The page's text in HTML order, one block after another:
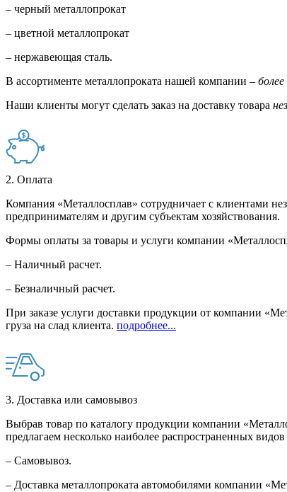
– черный металлопрокат
– цветной металлопрокат
– нержавеющая сталь.
В ассортименте металлопроката нашей компании –
Наши клиенты могут сделать заказ на доставку товара
2. Оплата
Компания «Металлосплав» сотрудничает с клиентами
предпринимателям и другим субъектам хозяйствования.
Формы оплаты за товары и услуги компании
– Наличный расчет.
– Безналичный расчет.
При заказе услуги доставки продукции от компании
груза на слад клиента. подробнее...
3. Доставка или самовывоз
Выбрав товар по каталогу продукции компании
предлагаем несколько наиболее распространенных
– Самовывоз.
– Доставка металлопроката автомобилями компании